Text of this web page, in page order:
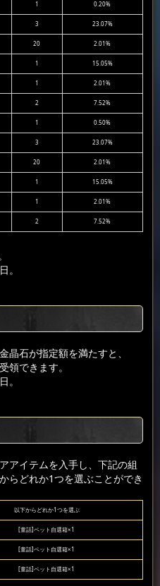
1 0.20%
3 23.07%
20 2.01%
1 15.05%
1 2.01%
2 7.52%
1 0.50%
3 23.07%
20 2.01%
1 15.05%
1 2.01%
2 7.52%
。
晶石が指定額を満たすと、
領できます。
。
アイテムを入手し、下記の組
らどれか1つを選ぶことができ
以下からどれか1つを選ぶ
[童話]ペット自選箱×1
[童話]ペット自選箱×1
[童話]ペット自選箱×1